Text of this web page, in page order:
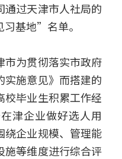
通过天津市人社局的
基地”名单。
市为贯彻落实市政府
实施意见》而搭建的
校毕业生积累工作经
津企业做好选人用
绕企业规模、管理能
施等维度进行综合评